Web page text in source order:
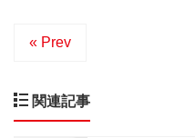
« Prev
関連記事